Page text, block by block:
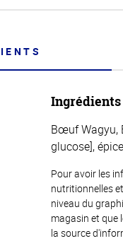
Ingrédients
Bœuf Wagyu,
glucose],
Pour avoir les
nutritionnelles
niveau du
magasin et que
la source